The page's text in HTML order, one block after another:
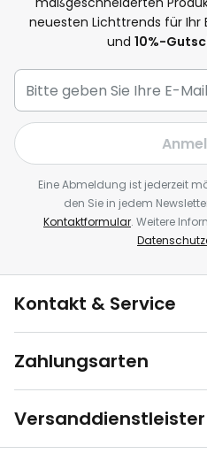
neuesten Lichttrends für Ihr
und 10%-
Eine Abmeldung ist jederzeit
den Sie in jedem
Kontaktformular. Weitere
Kontakt & Service
Zahlungsarten
Versanddienstleister